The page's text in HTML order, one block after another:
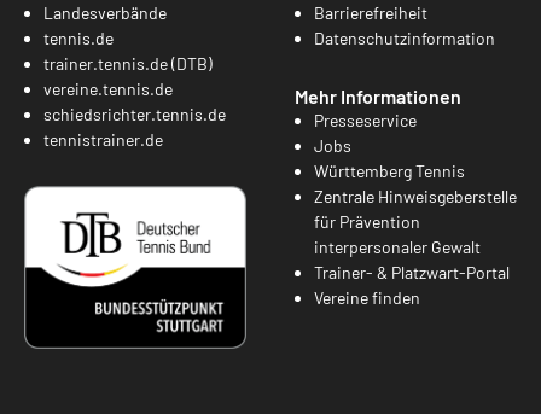
Landesverbände
tennis.de
trainer.tennis.de (DTB)
vereine.tennis.de
schiedsrichter.tennis.de
tennistrainer.de
Barrierefreiheit
Datenschutzinformation
Mehr Informationen
Presseservice
Jobs
Württemberg Tennis
Zentrale Hinweisgeberstelle
für Prävention
interpersonaler Gewalt
Trainer- & Platzwart-Portal
Vereine finden